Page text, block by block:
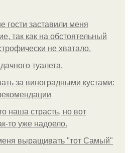
гости заставили меня
так как на обстоятельный
не хватало.
туалета.
за виноградными кустами:
наша страсть, но вот
то уже надоело.
выращивать "тот Самый"